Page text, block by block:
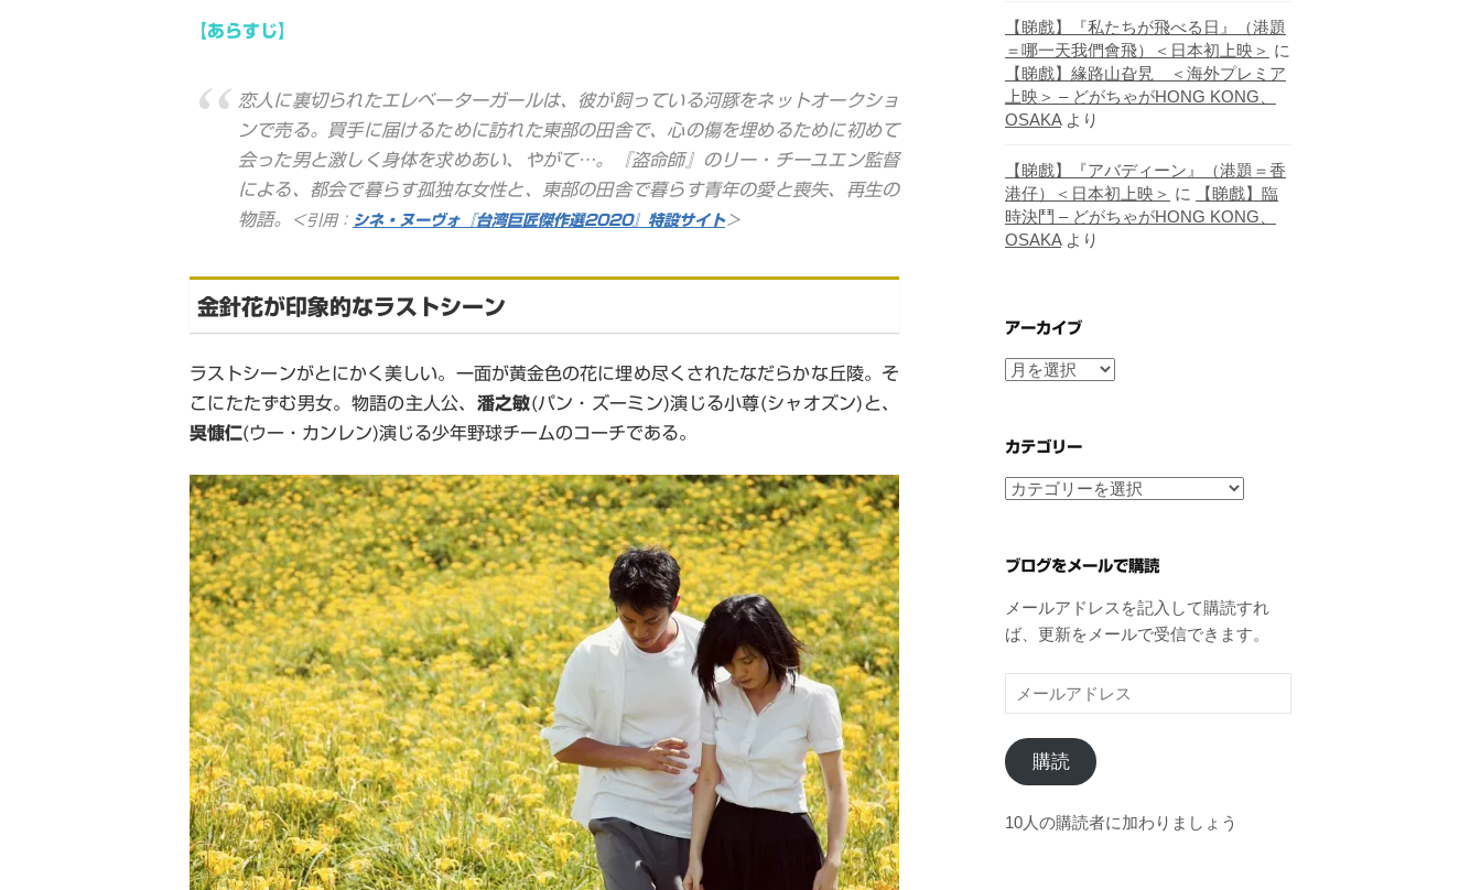
【あらすじ】
恋人に裏切られたエレベーターガールは、彼が飼っている河豚をネットオークショ
ンで売る。買手に届けるために訪れた東部の田舎で、心の傷を埋めるために初めて
会った男と激しく身体を求めあい、やがて…。『盗命師』のリー・チーユエン監督
による、都会で暮らす孤独な女性と、東部の田舎で暮らす青年の愛と喪失、再生の
物語。
＜引用： シネ・ヌーヴォ『台湾巨匠傑作選2020』特設サイト＞
金針花が印象的なラストシーン
ラストシーンがとにかく美しい。一面が黄金色の花に埋め尽くされたなだらかな丘陵。そ
こにたたずむ男女。物語の主人公、 潘之敏(パン・ズーミン)演じる小尊(シャオズン)と、
吳慷仁(ウー・カンレン)演じる少年野球チームのコーチである。
【睇戲】『私たちが飛べる日』（港題
＝哪一天我們會飛）＜日本初上映＞ に
【睇戲】緣路山旮旯 ＜海外プレミア
上映＞ – どがちゃがHONG KONG、
OSAKAより
【睇戲】『アバディーン』（港題＝香
港仔）＜日本初上映＞ に
【睇戲】臨
時決鬥 – どがちゃがHONG KONG、
OSAKAより
アーカイブ
ア
イ
ブ
カテゴリー
カ
リ
ブログをメールで購読
メールアドレスを記入して購読すれ
ば、更新をメールで受信できます。
ー
ル
ア
ド
レ
購読
10人の購読者に加わりましょう